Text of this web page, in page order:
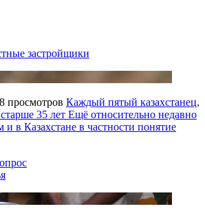
застройщики
просмотров Каждый пятый казахстанец,
35 лет Ещё относительно недавно
в Казахстане в частности понятие